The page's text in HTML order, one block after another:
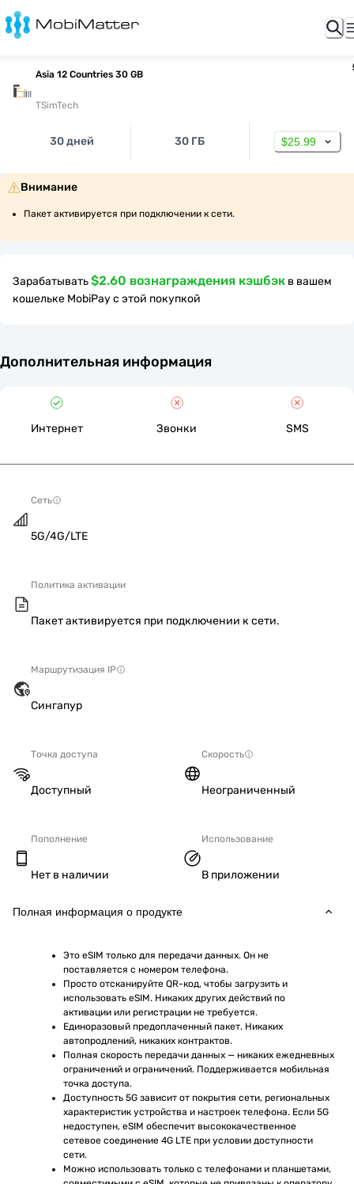
Asia 12 Countries 30 GB
TSimTech
30 дней 30 ГБ $25.99
Внимание
Пакет активируется при подключении к сети.
Зарабатывать$2.60 вознаграждения кэшбэк в вашем
кошельке MobiPay с этой покупкой
Дополнительная информация
Интернет Звонки SMS
Сеть
5G/4G/LTE
Политика активации
Пакет активируется при подключении к сети.
Маршрутизация IP
Сингапур
Точка доступа
Доступный
Скорость
Неограниченный
Пополнение
Нет в наличии
Использование
В приложении
Полная информация о продукте
Это eSIM только для передачи данных. Он не
поставляется с номером телефона.
Просто отсканируйте QR-код, чтобы загрузить и
использовать eSIM. Никаких других действий по
активации или регистрации не требуется.
Единоразовый предоплаченный пакет. Никаких
автопродлений, никаких контрактов.
Полная скорость передачи данных — никаких ежедневных
ограничений и ограничений. Поддерживается мобильная
точка доступа.
Доступность 5G зависит от покрытия сети, региональных
характеристик устройства и настроек телефона. Если 5G
недоступен, eSIM обеспечит высококачественное
сетевое соединение 4G LTE при условии доступности
сети.
Можно использовать только с телефонами и планшетами,